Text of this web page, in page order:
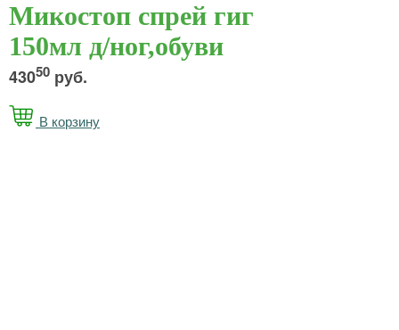
Микостоп спрей гиг
150мл д/ног,обуви
43050 руб.
В корзину